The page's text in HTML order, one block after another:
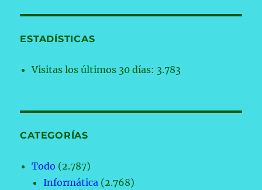
ESTADÍSTICAS
Visitas los últimos 30 días: 3.783
CATEGORÍAS
Todo (2.787)
Informática (2.768)